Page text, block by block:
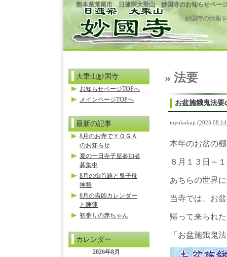
熊本県荒尾市 日蓮宗大乗山 妙国寺のお知らせペー
妙国寺の情報
» 法要
お盆施餓鬼法要
myokokuji (
本年のお盆の
８月１３日～
あちらの世界
当寺では、お
帰って来られ
「お盆施餓鬼
大乗山妙国寺
お知らせページTOPへ
メインページTOPへ
最新の記事
8月のお寺でＹＯＧＡ
のお知らせ
夏の一日寺子屋参加者
募集中
8月の御首題と鬼子母
神祭
8月の吉凶カレンダー
と睡蓮
初参りの赤ちゃん
カレンダー
2026年8月